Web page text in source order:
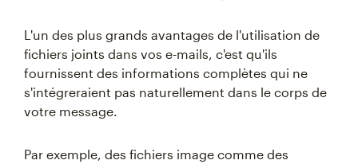
L'un des plus grands avantages de l'utilisation de
fichiers joints dans vos e-mails, c'est qu'ils
fournissent des informations complètes qui ne
s'intégreraient pas naturellement dans le corps de
votre message.
Par exemple, des fichiers image comme des